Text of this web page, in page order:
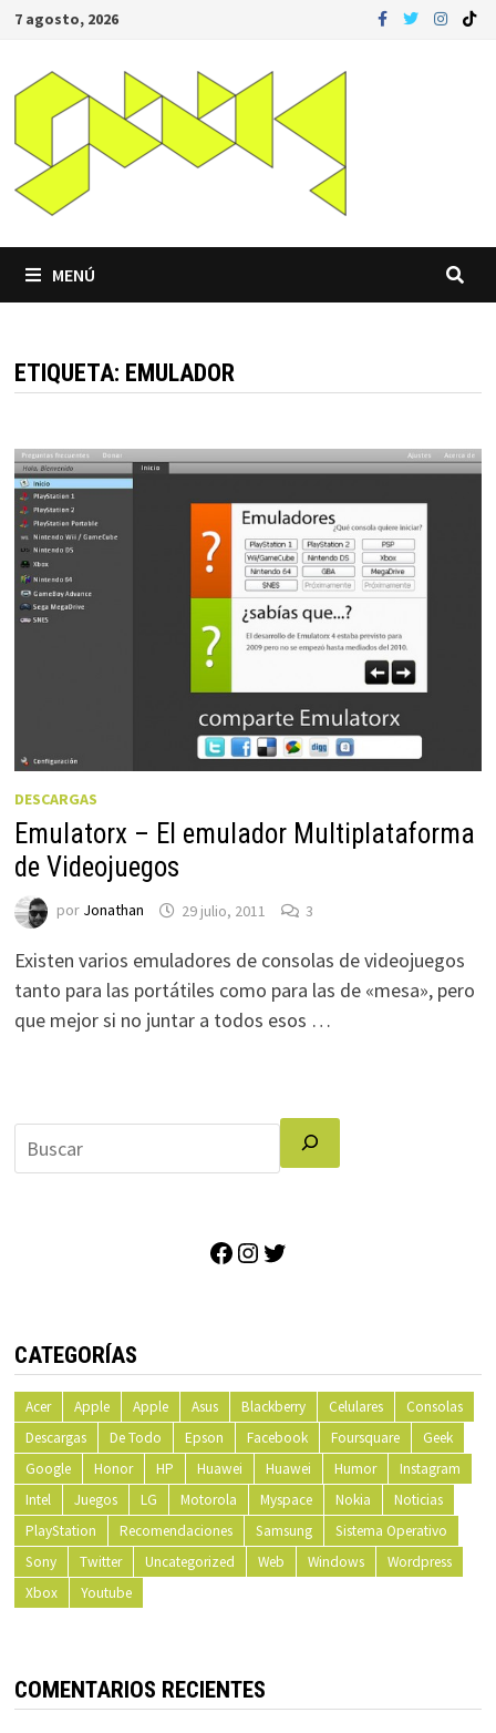
Saltar
contenido
7 agosto, 2026
MENÚ
ETIQUETA: EMULADOR
DESCARGAS
Emulatorx – El emulador Multiplataforma
de Videojuegos
por Jonathan 29 julio, 2011 3
Existen varios emuladores de consolas de videojuegos
tanto para las portátiles como para las de «mesa», pero
que mejor si no juntar a todos esos …
Facebook
Instagram
CATEGORÍAS
Acer Apple Apple Asus Blackberry Celulares
Consolas
Descargas
De Todo Epson Facebook Foursquare
Geek
Google
Honor HP Huawei Huawei Humor
Instagram
Intel
Juegos LG Motorola Myspace Nokia
Noticias
PlayStation
Recomendaciones Samsung
Sistema Operativo
Sony
Twitter Uncategorized Web Windows
Wordpress
Xbox
Youtube
COMENTARIOS RECIENTES